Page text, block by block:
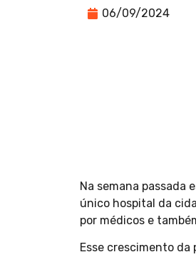
06/09/2024
Na semana passada
único hospital da
por médicos e
Esse crescimento da